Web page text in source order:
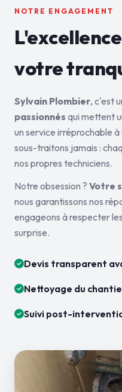
NOTRE ENGAGEMENT
votre
Sylvain Plombier, c'est
passionnés qui mettent
un service irréprochable à
sous-traitons jamais :
nos propres techniciens.
Notre obsession ? Votre
nous garantissons nos
engageons à respecter
surprise.
Devis transparent
Nettoyage du
Suivi post-